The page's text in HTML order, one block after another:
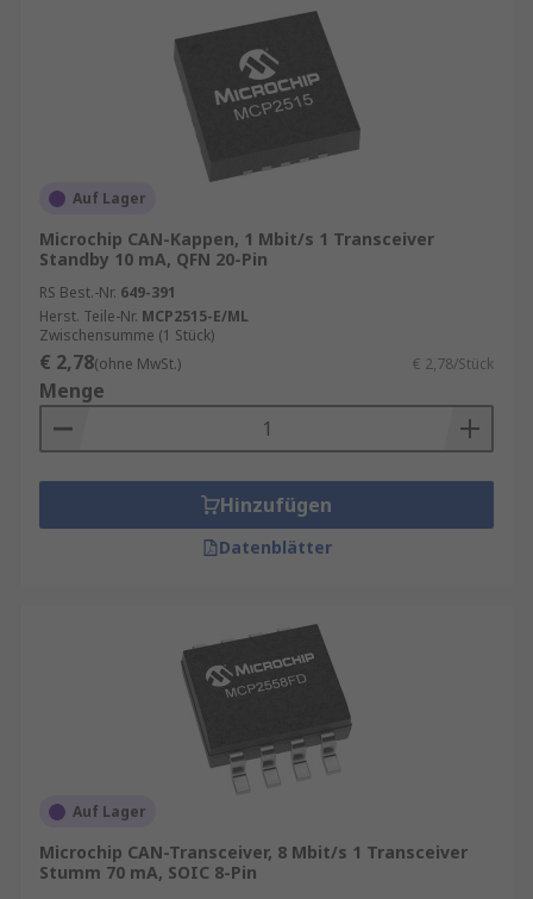
Auf Lager
Microchip CAN-Kappen, 1 Mbit/s 1 Transceiver
Standby 10 mA, QFN 20-Pin
RS Best.-Nr. 649-391
Herst. Teile-Nr. MCP2515-E/ML
Zwischensumme (1 Stück)
€ 2,78(ohne MwSt.) € 2,78/Stück
Menge
Hinzufügen
Datenblätter
Auf Lager
Microchip CAN-Transceiver, 8 Mbit/s 1 Transceiver
Stumm 70 mA, SOIC 8-Pin